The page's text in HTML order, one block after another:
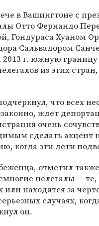
в Вашингтоне с
Отто Фернандо
Гондураса Хуаном
Сальвадором
2013 г. южную
из этих
что всех
ждет
очень
сделать акцент
когда эти дети
отметил
нелегалы —
или находятся за
случаях,
он.